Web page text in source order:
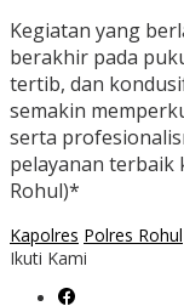
Kegiatan yang
berakhir pada
tertib, dan
semakin
serta
pelayanan terbaik
Rohul)*
Kapolres Polres Rohul
Ikuti Kami